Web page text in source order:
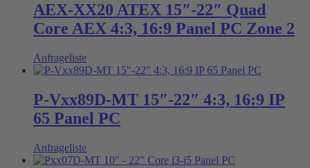
AEX-XX20 ATEX 15″-22″ Quad
Core AEX 4:3, 16:9 Panel PC Zone 2
Anfrageliste
P-Vxx89D-MT 15″-22″ 4:3, 16:9 IP
65 Panel PC
Anfrageliste